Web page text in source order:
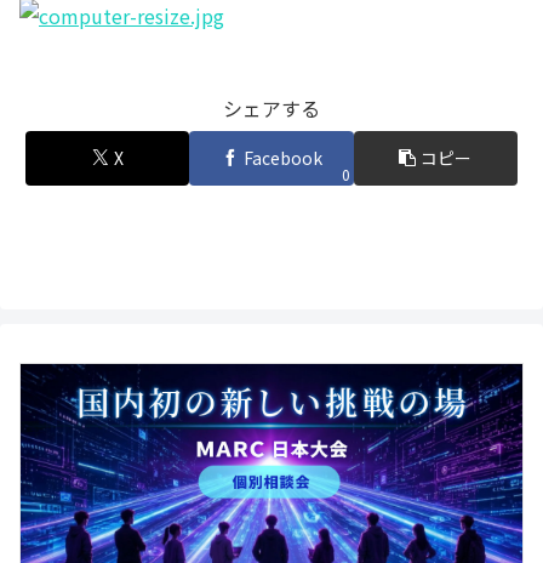
シェアする
X Facebook
0
コピー